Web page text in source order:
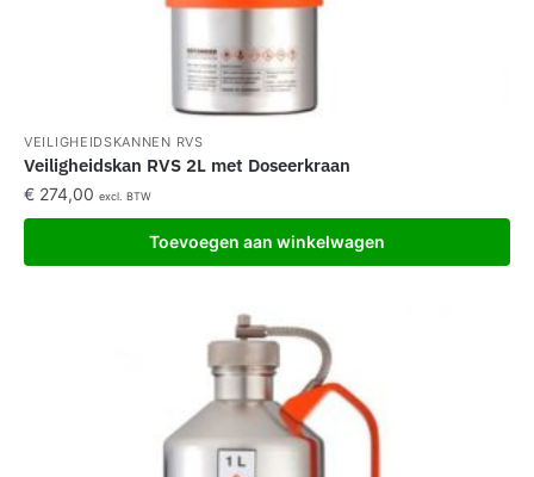
VEILIGHEIDSKANNEN RVS
Veiligheidskan RVS 2L met Doseerkraan
€ 274,00 excl. BTW
Toevoegen aan winkelwagen